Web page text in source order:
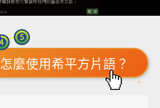
怎麼使用希平方片語？